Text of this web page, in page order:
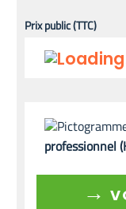
Prix public (TTC)
professionnel
→